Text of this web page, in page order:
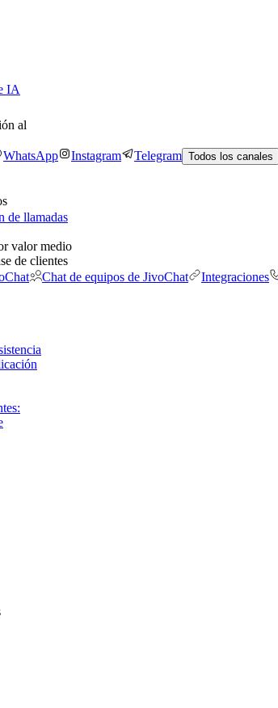
IA
al
WhatsApp Instagram Telegram Todos los canales
de llamadas
valor medio
de clientes
Chat de equipos de JivoChat Integraciones